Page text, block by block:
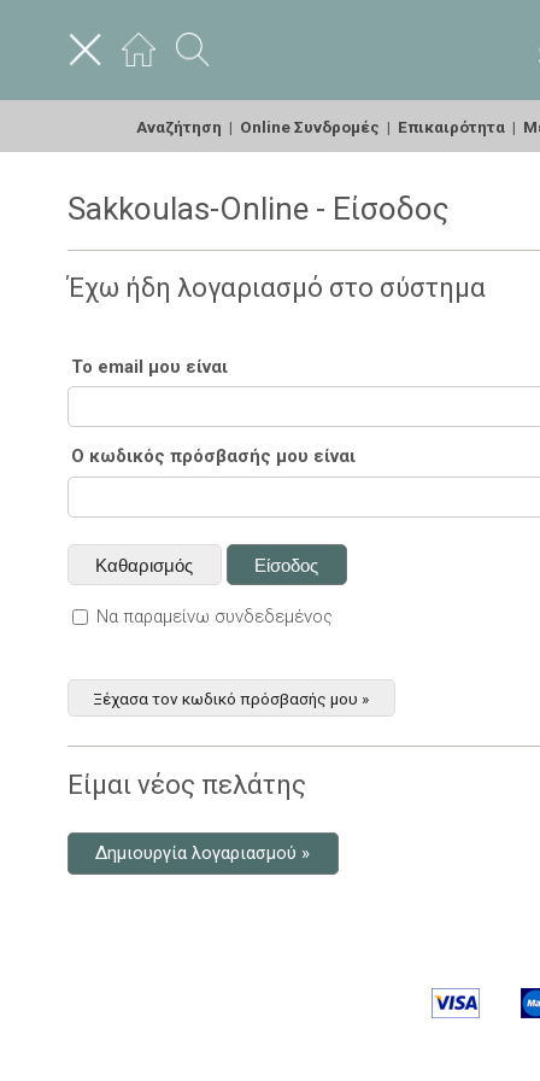
Αναζήτηση | Online Συνδρομές | Επικαιρότητα |
Sakkoulas-Online - Είσοδος
Έχω ήδη λογαριασμό στο σύστημα
Το email μου είναι
Ο κωδικός πρόσβασής μου είναι
Να παραμείνω συνδεδεμένος
Ξέχασα τον κωδικό πρόσβασής μου »
Είμαι νέος πελάτης
Δημιουργία λογαριασμού »